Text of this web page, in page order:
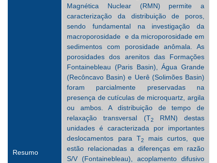
Resumo
Magnética Nuclear (RMN) permite a
caracterização da distribuição de poros,
sendo fundamental na investigação da
macroporosidade e da microporosidade em
sedimentos com porosidade anômala. As
porosidades dos arenitos das Formações
Fontainebleau (Paris Basin), Água Grande
(Recôncavo Basin) e Uerê (Solimões Basin)
foram parcialmente preservadas na
presença de cutículas de microquartz, argila
ou ambos. A distribuição de tempo de
relaxação transversal (T2RMN) destas
unidades é caracterizada por importantes
deslocamentos para T2 mais curtos, que
estão relacionadas a diferenças em razão
S/V (Fontainebleau), acoplamento difusivo